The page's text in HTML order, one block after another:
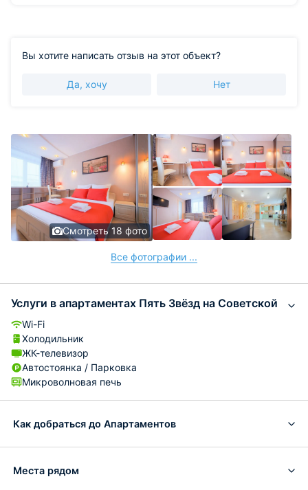
Вы хотите написать отзыв на этот объект?
Да, хочу Нет
Смотреть 18 фото
Все фотографии ...
Услуги в апартаментах Пять Звёзд на Советской
Wi-Fi
Холодильник
ЖК-телевизор
Автостоянка / Парковка
Микроволновая печь
Как добраться до Апартаментов
Места рядом